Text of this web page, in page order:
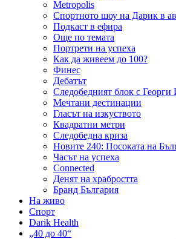
Metropolis
Спортното шоу на Дарик в
Подкаст в ефира
Още по темата
Портрети на успеха
Как да живеем до 100?
Финес
Дебатът
Следобедният блок с Георги
Мечтани дестинации
Гласът на изкуството
Квадратни метри
Следобедна криза
Новите 240: Посоката на
Часът на успеха
Connected
Денят на храбростта
Бранд България
На живо
Спорт
Darik Health
„40 до 40“